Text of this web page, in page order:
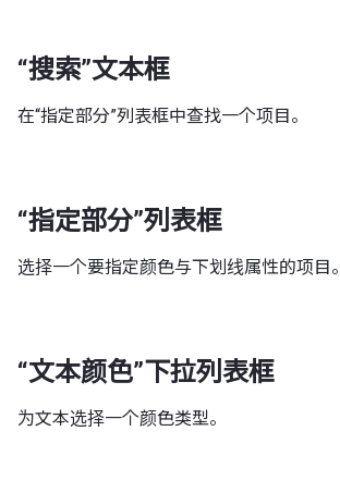
“搜索”文本框
在“指定部分”列表框中查找一个项目。
“指定部分”列表框
选择一个要指定颜色与下划线属性的项目。
“文本颜色”下拉列表框
为文本选择一个颜色类型。